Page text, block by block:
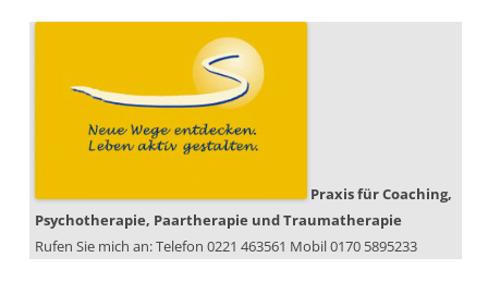
Praxis für Coaching,
Psychotherapie, Paartherapie und Traumatherapie
Rufen Sie mich an: Telefon 0221 463561 Mobil 0170 5895233